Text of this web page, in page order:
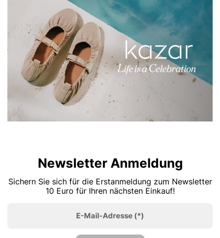
Newsletter Anmeldung
Sichern Sie sich für die Erstanmeldung zum Newsletter
10 Euro für Ihren nächsten Einkauf!
E-Mail-Adresse (*)